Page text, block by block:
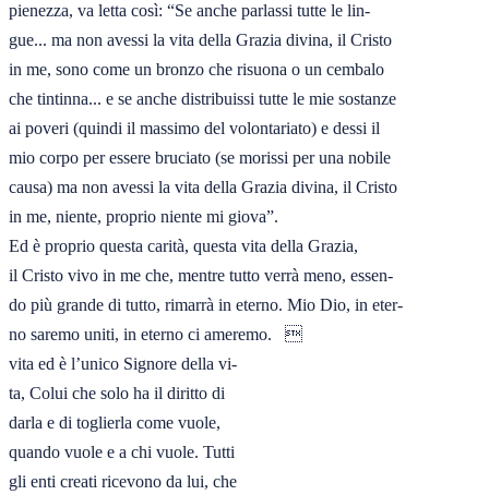
pienezza, va letta così: “Se anche parlassi tutte le lin-
gue... ma non avessi la vita della Grazia divina, il Cristo
in me, sono come un bronzo che risuona o un cembalo
che tintinna... e se anche distribuissi tutte le mie sostanze
ai poveri (quindi il massimo del volontariato) e dessi il
mio corpo per essere bruciato (se morissi per una nobile
causa) ma non avessi la vita della Grazia divina, il Cristo
in me, niente, proprio niente mi giova”.
Ed è proprio questa carità, questa vita della Grazia,
il Cristo vivo in me che, mentre tutto verrà meno, essen-
do più grande di tutto, rimarrà in eterno. Mio Dio, in eter-
no saremo uniti, in eterno ci ameremo.   
vita ed è l’unico Signore della vi-
ta, Colui che solo ha il diritto di
darla e di toglierla come vuole,
quando vuole e a chi vuole. Tutti
gli enti creati ricevono da lui, che